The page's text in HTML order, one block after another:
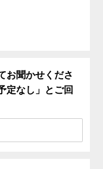
お聞かせくださ
定なし」とご回